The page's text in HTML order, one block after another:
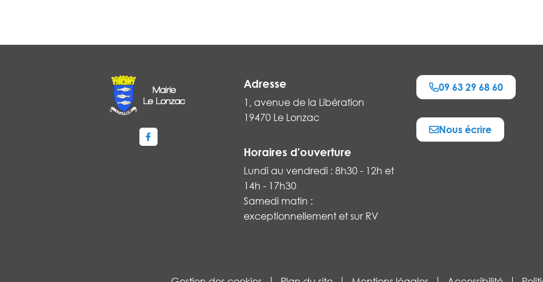
Lien vers le compte Facebook
Adresse
1, avenue de la Libération
19470 Le Lonzac
Horaires d'ouverture
Lundi au vendredi : 8h30 - 12h et
14h - 17h30
Samedi matin :
exceptionnellement et sur RV
09 63 29 68 60
Nous écrire